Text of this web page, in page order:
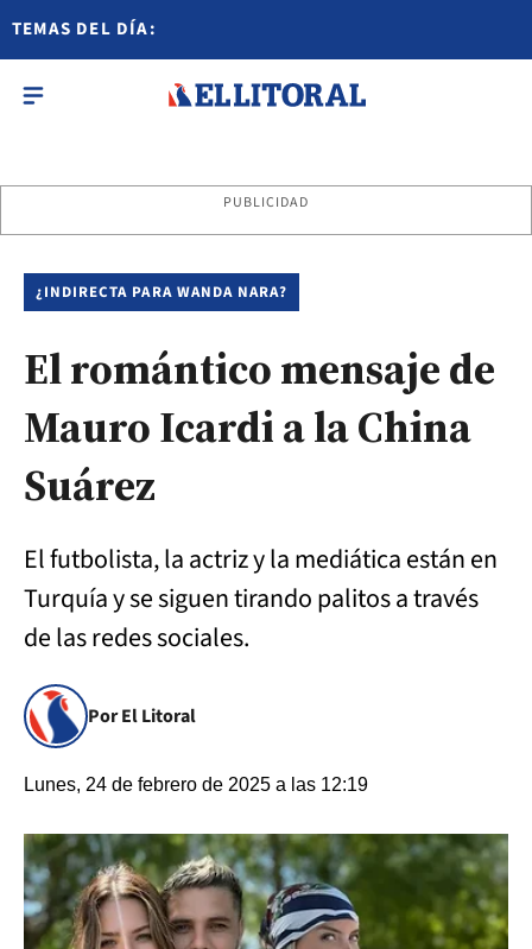
TEMAS DEL DÍA:
PUBLICIDAD
¿INDIRECTA PARA WANDA NARA?
El romántico mensaje de
Mauro Icardi a la China
Suárez
El futbolista, la actriz y la mediática están en
Turquía y se siguen tirando palitos a través
de las redes sociales.
Por El Litoral
Lunes, 24 de febrero de 2025 a las 12:19